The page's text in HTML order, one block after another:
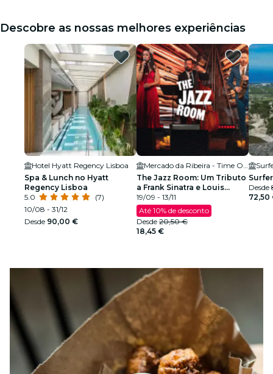
Descobre as nossas melhores experiências
Hotel Hyatt Regency Lisboa
Spa & Lunch no Hyatt
Regency Lisboa
5.0
(7)
10/08 - 31/12
Desde 90,00 €
The Jazz Room: Um Tributo
a Frank Sinatra e Louis
Armstrong
19/09 - 13/11
Até 10% de desconto
Desde 20,50 €
18,45 €
Desde
72,50